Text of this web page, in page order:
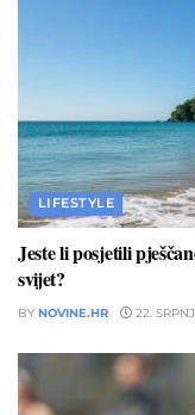
LIFESTYLE
Jeste li posjetili
svijet?
BY NOVINE.HR 22.